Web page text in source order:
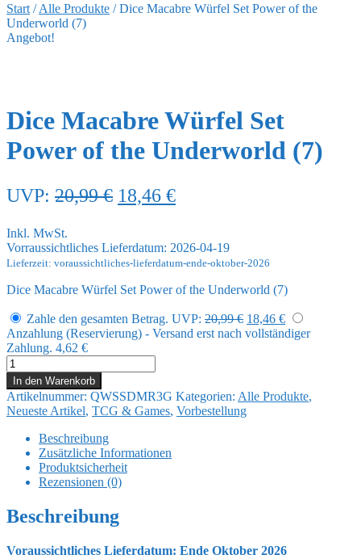
Start /Alle Produkte /Dice Macabre Würfel Set Power of the
Underworld (7)
Angebot!
Dice Macabre Würfel Set
Power of the Underworld (7)
UVP: 20,99€ Ursprünglicher
war:
20,99 €
18,46 €Aktueller
ist:
18,46 €.
Inkl. MwSt.
Vorraussichtliches Lieferdatum: 2026-04-19
Lieferzeit: voraussichtliches-lieferdatum-ende-oktober-2026
Dice Macabre Würfel Set Power of the Underworld (7)
Zahle den gesamten Betrag. UVP: 20,99€ Ursprünglicher
Preis
18,46 €Aktueller
Preis
Anzahlung (Reservierung) - Versand erst nach vollständiger
Zahlung. 4,62 €
Dice
Macabre
Würfel
Set
Power
Underworld
Menge
In den Warenkorb
Artikelnummer: QWSSDMR3G Kategorien: Alle Produkte,
Neueste Artikel, TCG & Games, Vorbestellung
Beschreibung
Zusätzliche Informationen
Produktsicherheit
Rezensionen (0)
Beschreibung
Voraussichtliches Lieferdatum: Ende Oktober 2026